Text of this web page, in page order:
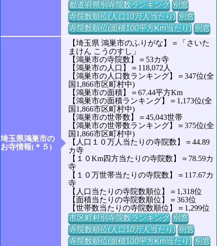
都道府県別寺院数ランキング 別窓
寺院数順位(人口10万人当たり) 別窓
寺院数順位(面積100平方Km当たり) 別窓
埼玉県鴻巣市の
お寺情報(＊５)
【埼玉県 鴻巣市のふりがな】＝「さいた
まけん こうのすし」
【鴻巣市の寺院数】＝53カ寺
【鴻巣市の人口】＝118,072人
【鴻巣市の人口数ランキング】＝347位(全
国1,866市区町村中)
【鴻巣市の面積】＝67.44平方Km
【鴻巣市の面積ランキング】＝1,173位(全
国1,866市区町村中)
【鴻巣市の世帯数】＝45,043世帯
【鴻巣市の世帯数ランキング】＝375位(全
国1,866市区町村中)
【人口１０万人当たりの寺院数】＝44.89
カ寺
【１０Km四方当たりの寺院数】＝78.59カ
寺
【１０万世帯当たりの寺院数】＝117.67カ
寺
【人口当たりの寺院数順位】＝1,318位
【面積当たりの寺院数順位】＝363位
【世帯数当たりの寺院数順位】＝1,299位
市区町村別寺院数ランキング 別窓
寺院数順位(人口10万人当たり) 別窓
寺院数順位(面積100平方Km当たり) 別窓